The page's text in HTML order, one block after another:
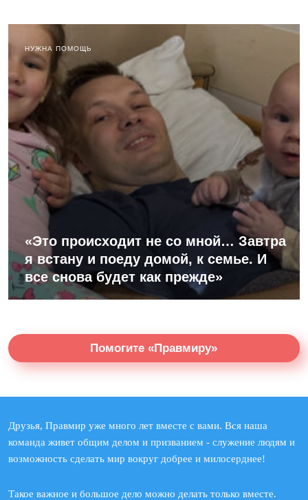
НУЖНА ПОМОЩЬ
«Это происходит не со мной… Завтра
я встану и поеду домой, к семье. И
все снова будет как прежде»
Помогите «Правмиру»
Друзья, Правмир уже много лет вместе с вами. Вся наша
команда живет общим делом и призванием - служение людям и
возможность сделать мир вокруг добрее и милосерднее!
Такое важное и большое дело можно делать только вместе.